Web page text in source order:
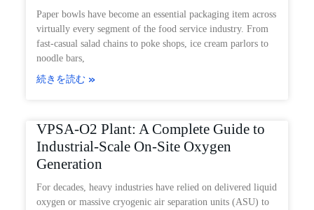
Paper bowls have become an essential packaging item across
virtually every segment of the food service industry. From
fast-casual salad chains to poke shops, ice cream parlors to
noodle bars,
続きを読む »
VPSA-O2 Plant: A Complete Guide to
Industrial-Scale On-Site Oxygen
Generation
For decades, heavy industries have relied on delivered liquid
oxygen or massive cryogenic air separation units (ASU) to